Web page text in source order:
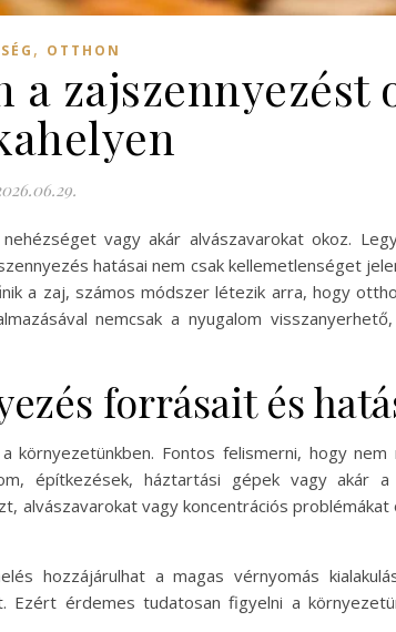
, OTTHON
zajszennyezést
vagy akár alvászavarokat okoz.
hatásai nem csak kellemetlenséget
a zaj, számos módszer létezik arra, hogy
nemcsak a nyugalom
forrásait és
Fontos felismerni, hogy
építkezések, háztartási gépek vagy akár a
alvászavarokat vagy koncentrációs problémákat
hozzájárulhat a magas vérnyomás
érdemes tudatosan figyelni a